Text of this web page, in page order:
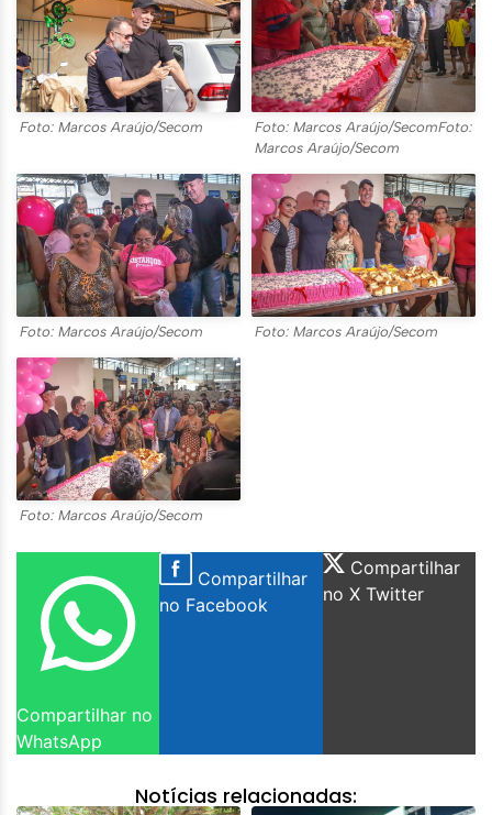
Foto: Marcos Araújo/Secom
Foto: Marcos Araújo/SecomFoto:
Marcos Araújo/Secom
Foto: Marcos Araújo/Secom Foto: Marcos Araújo/Secom
Foto: Marcos Araújo/Secom
Compartilhar no
WhatsApp
Compartilhar
no Facebook
Compartilhar
no X Twitter
Notícias relacionadas: